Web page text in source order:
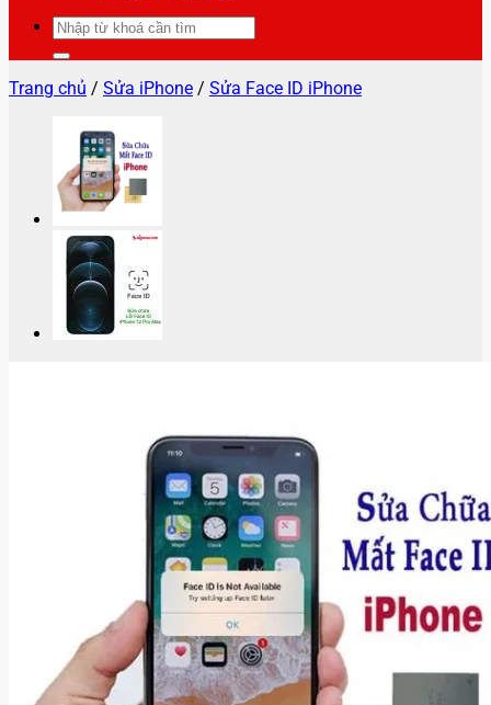
Tìm
kiếm:
Trang chủ / Sửa iPhone / Sửa Face ID iPhone